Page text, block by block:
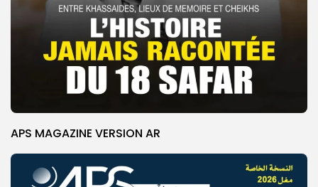
APS MAGAZINE VERSION AR